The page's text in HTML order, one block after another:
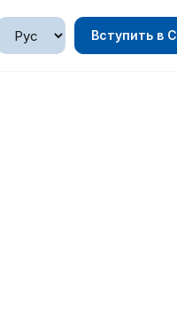
Вступить в